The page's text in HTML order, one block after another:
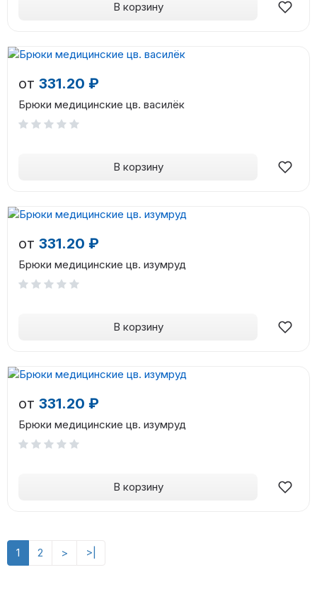
В корзину
от 331.20 ₽
Брюки медицинские цв. василёк
В корзину
от 331.20 ₽
Брюки медицинские цв. изумруд
В корзину
от 331.20 ₽
Брюки медицинские цв. изумруд
В корзину
1 2 > >|